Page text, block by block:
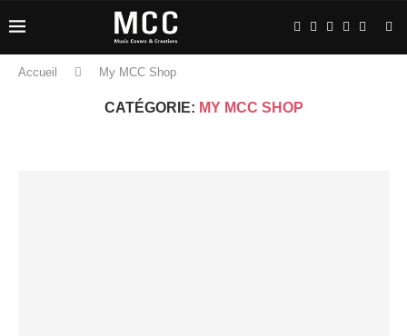
Accueil My MCC Shop
CATÉGORIE: MY MCC SHOP